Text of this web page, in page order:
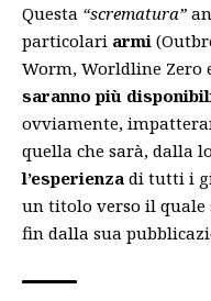
Questa “scrematura”
particolari armi
Worm, Worldline Zero
saranno più
ovviamente,
quella che sarà, dalla
l’esperienza di tutti i
un titolo verso il quale
fin dalla sua